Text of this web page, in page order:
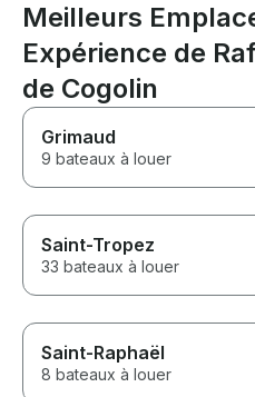
Meilleurs
Expérience de
de Cogolin
Grimaud
9 bateaux à louer
Saint-Tropez
33 bateaux à louer
Saint-Raphaël
8 bateaux à louer